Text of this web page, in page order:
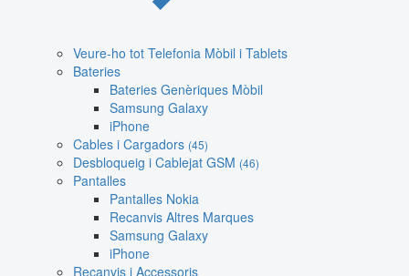
Veure-ho tot Telefonia Mòbil i Tablets
Bateries
Bateries Genèriques Mòbil
Samsung Galaxy
iPhone
Cables i Cargadors (45)
Desbloqueig i Cablejat GSM (46)
Pantalles
Pantalles Nokia
Recanvis Altres Marques
Samsung Galaxy
iPhone
Recanvis i Accessoris